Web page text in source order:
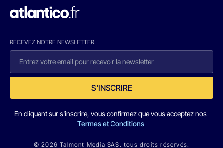
RECEVEZ NOTRE NEWSLETTER
S'INSCRIRE
En cliquant sur s'inscrire, vous confirmez que vous acceptez nos
Termes et Conditions
© 2026 Talmont Media SAS. tous droits réservés.